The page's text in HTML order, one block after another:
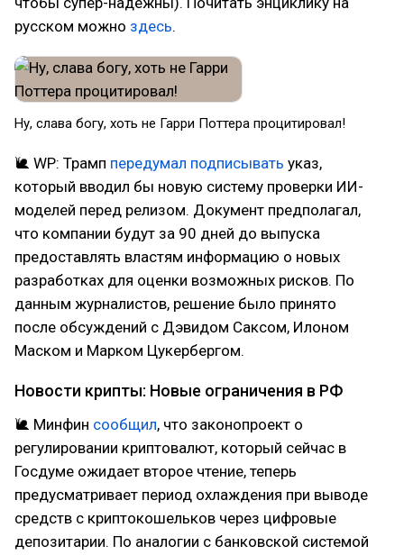
русском можно здесь.
Ну, слава богу, хоть не Гарри Поттера процитировал!
🐌 WP: Трамп передумал подписывать указ,
который вводил бы новую систему проверки ИИ-
моделей перед релизом. Документ предполагал,
что компании будут за 90 дней до выпуска
предоставлять властям информацию о новых
разработках для оценки возможных рисков. По
данным журналистов, решение было принято
после обсуждений с Дэвидом Саксом, Илоном
Маском и Марком Цукербергом.
Новости крипты: Новые ограничения в РФ
🐌 Минфин сообщил, что законопроект о
регулировании криптовалют, который сейчас в
Госдуме ожидает второе чтение, теперь
предусматривает период охлаждения при выводе
средств с криптокошельков через цифровые
депозитарии. По аналогии с банковской системой